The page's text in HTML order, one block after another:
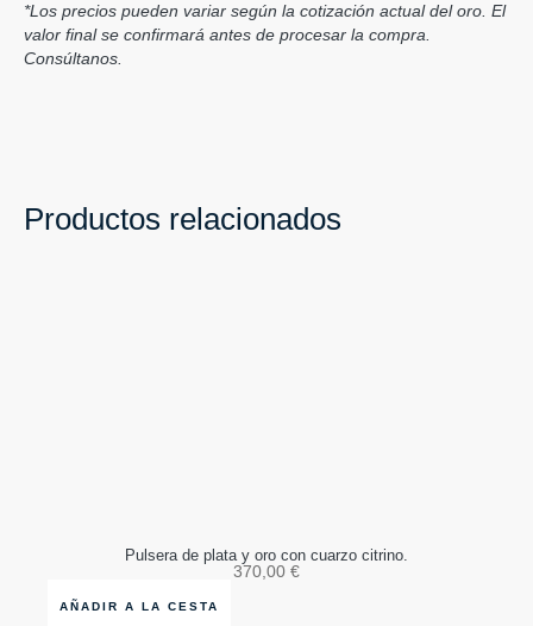
*Los precios pueden variar según la cotización actual del oro. El
valor final se confirmará antes de procesar la compra.
Consúltanos.
Productos relacionados
Pulsera de plata y oro con cuarzo citrino.
370,00 €
AÑADIR A LA CESTA